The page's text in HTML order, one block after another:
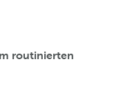
routinierten